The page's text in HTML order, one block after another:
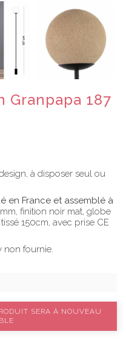
Granpapa 187
à disposer seul ou
en France et assemblé à
finition noir mat, globe
150cm, avec prise CE
non fournie.
SERA À NOUVEAU